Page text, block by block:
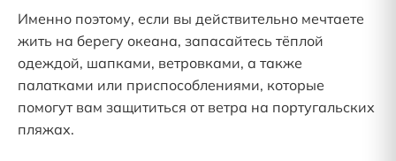
Именно поэтому, если вы действительно мечтаете
жить на берегу океана, запасайтесь тёплой
одеждой, шапками, ветровками, а также
палатками или приспособлениями, которые
помогут вам защититься от ветра на португальских
пляжах.